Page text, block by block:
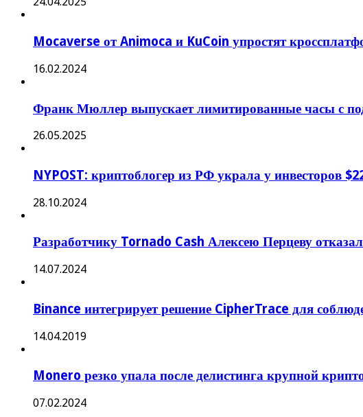
Mocaverse от Animoca и KuCoin упростят
16.02.2024
Франк Мюллер выпускает лимитированные часы с
26.05.2025
NYPOST: криптоблогер из РФ украла у инвесторов
28.10.2024
Разработчику Tornado Cash Алексею Перцеву
14.07.2024
Binance интегрирует решение CipherTrace для
14.04.2019
Monero резко упала после делистинга крупной
07.02.2024